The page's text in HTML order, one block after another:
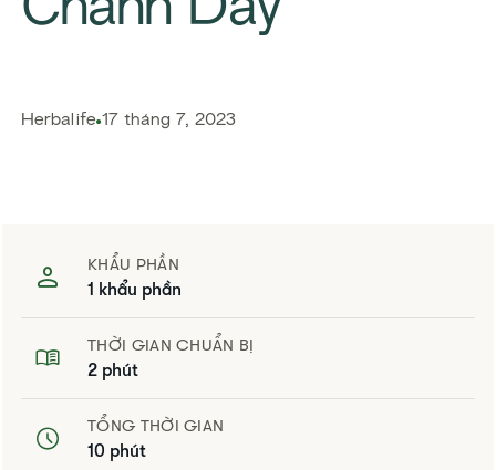
Chanh Dây
Herbalife 17 tháng 7, 2023
KHẨU PHẦN
1 khẩu phần
THỜI GIAN CHUẨN BỊ
2 phút
TỔNG THỜI GIAN
10 phút